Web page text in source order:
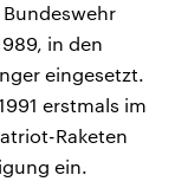
in den
eingesetzt.
erstmals im
Raketen
ein.